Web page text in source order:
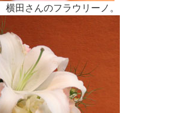
田さんのフラウリーノ。